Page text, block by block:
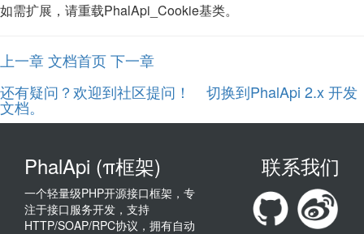
如需扩展，请重载PhalApi_Cookie基类。
上一章文档首页下一章
还有疑问？欢迎到社区提问！
切换到PhalApi 2.x 开发
文档。
PhalApi (π框架)
一个轻量级PHP开源接口框架，专
注于接口服务开发，支持
HTTP/SOAP/RPC协议，拥有自动
联系我们